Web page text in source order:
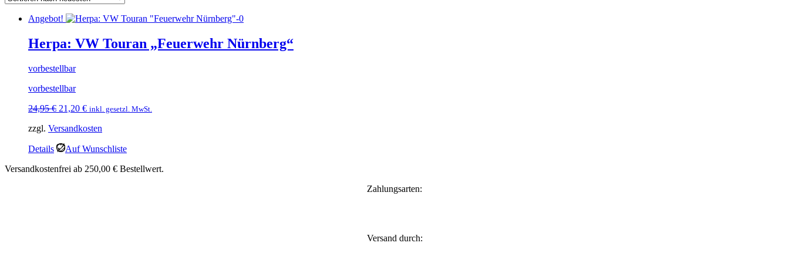
Angebot!
Herpa: VW Touran „Feuerwehr Nürnberg“
vorbestellbar
vorbestellbar
24,95€ Ursprünglicher
war:
21,20 €Aktueller
ist:
inkl. gesetzl. MwSt.
zzgl. Versandkosten
Details
Auf Wunschliste
Versandkostenfrei ab 250,00 € Bestellwert.
Zahlungsarten:
Versand durch: